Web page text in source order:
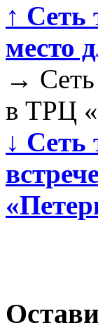
↑ Сеть
место
→
в ТРЦ
↓ Сеть